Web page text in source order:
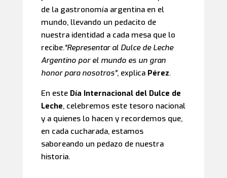
de la gastronomía argentina en el
mundo, llevando un pedacito de
nuestra identidad a cada mesa que lo
recibe.“Representar al Dulce de Leche
Argentino por el mundo es un gran
honor para nosotros”, explica Pérez.
En este Día Internacional del Dulce de
Leche, celebremos este tesoro nacional
y a quienes lo hacen y recordemos que,
en cada cucharada, estamos
saboreando un pedazo de nuestra
historia.